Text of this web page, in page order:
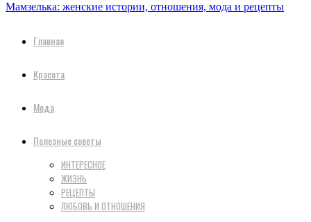
Мамзелька: женские истории, отношения, мода и рецепты
Главная
Красота
Мода
Полезные советы
ИНТЕРЕСНОЕ
ЖИЗНЬ
РЕЦЕПТЫ
ЛЮБОВЬ И ОТНОШЕНИЯ